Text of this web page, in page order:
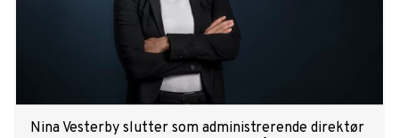
Nina Vesterby slutter som administrerende direktør